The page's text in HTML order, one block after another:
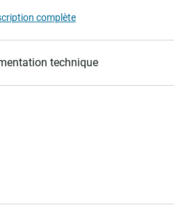
complète
technique